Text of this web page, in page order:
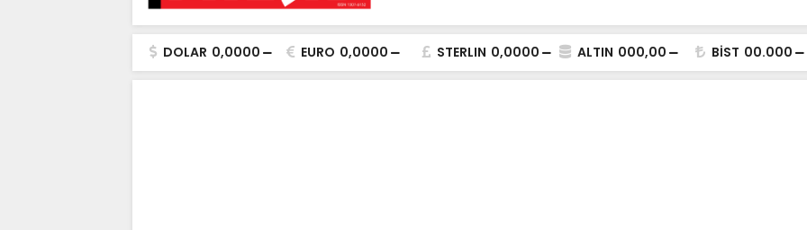
DOLAR 0,0000 EURO 0,0000 STERLIN 0,0000 ALTIN 000,00 BİST 00.000